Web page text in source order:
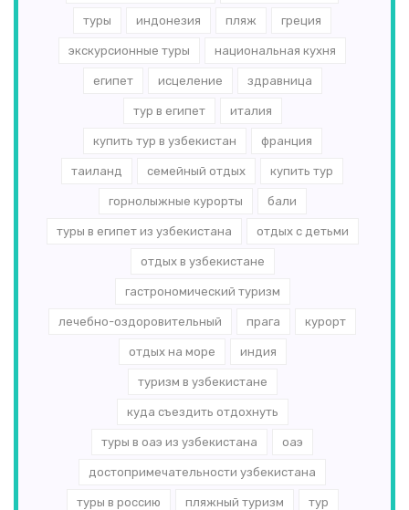
туры индонезия пляж греция
экскурсионные туры национальная кухня
египет исцеление здравница
тур в египет италия
купить тур в узбекистан франция
таиланд семейный отдых купить тур
горнолыжные курорты бали
туры в египет из узбекистана отдых с детьми
отдых в узбекистане
гастрономический туризм
лечебно-оздоровительный прага курорт
отдых на море индия
туризм в узбекистане
куда съездить отдохнуть
туры в оаэ из узбекистана оаэ
достопримечательности узбекистана
туры в россию пляжный туризм тур